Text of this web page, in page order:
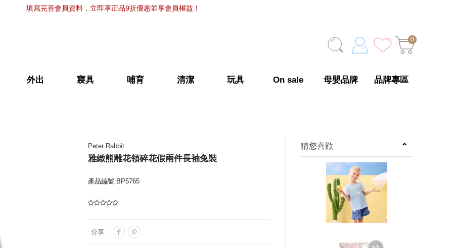
填寫完善會員資料，立即享正品9折優惠並享會員權益！
0
外出 寢具 哺育 清潔 玩具 On sale 母嬰品牌 品牌專區
Peter Rabbit
雅緻熊雕花領碎花假兩件長袖兔裝
產品編號:BP5765
分享 :
猜您喜歡